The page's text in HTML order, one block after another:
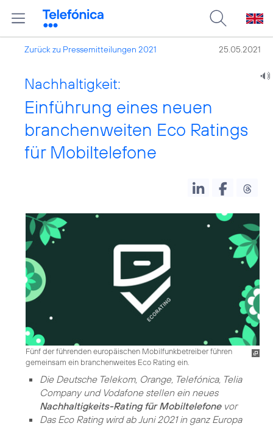
Zurück zu Pressemitteilungen 2021 25.05.2021
Nachhaltigkeit:
Einführung eines neuen
branchenweiten Eco Ratings
für Mobiltelefone
Fünf der führenden europäischen Mobilfunkbetreiber führen
gemeinsam ein branchenweites Eco Rating ein.
Die Deutsche Telekom, Orange, Telefónica, Telia
Company und Vodafone stellen ein neues
Nachhaltigkeits-Rating für Mobiltelefonevor
Das Eco Rating wird ab Juni 2021 in ganz Europa